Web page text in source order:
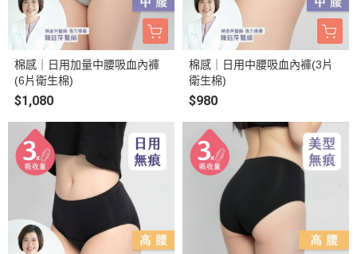
棉感｜日用加量中腰吸血內褲
(6片衛生棉)
$1,080
棉感｜日用中腰吸血內褲(3片
衛生棉)
$980